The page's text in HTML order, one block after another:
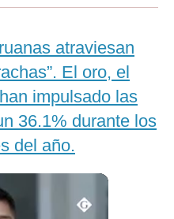
atraviesan
El oro, el
impulsado las
36.1% durante los
del año.